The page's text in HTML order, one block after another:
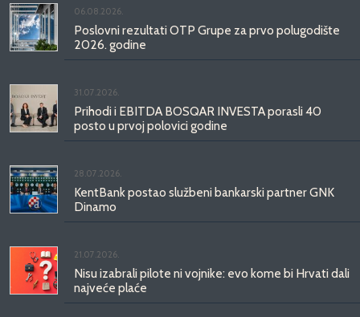
06.08.2026.
Poslovni rezultati OTP Grupe za prvo polugodište
2026. godine
31.07.2026.
Prihodi i EBITDA BOSQAR INVESTA porasli 40
posto u prvoj polovici godine
28.07.2026.
KentBank postao službeni bankarski partner GNK
Dinamo
21.07.2026.
Nisu izabrali pilote ni vojnike: evo kome bi Hrvati dali
najveće plaće